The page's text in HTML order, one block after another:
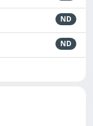
ND
ND